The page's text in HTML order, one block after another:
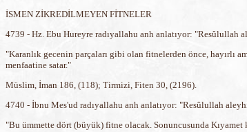
İSMEN ZİKREDİLMEYEN FİTNELER
4739 - Hz. Ebu Hureyre radıyallahu anh anlatıyor: "Resûlullah
"Karanlık gecenin parçaları gibi olan fitnelerden önce, hayırlı
menfaatine satar."
Müslim, İman 186, (118); Tirmizi, Fiten 30, (2196).
4740 - İbnu Mes'ud radıyallahu anh anlatıyor: "Resûlullah
"Bu ümmette dört (büyük) fitne olacak. Sonuncusunda Kıyamet